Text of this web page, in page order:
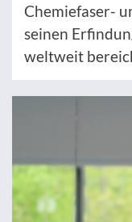
Chemiefaser-
seinen
weltweit